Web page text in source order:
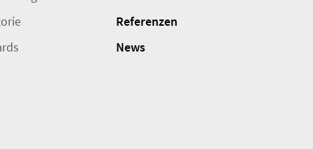
Referenzen
News